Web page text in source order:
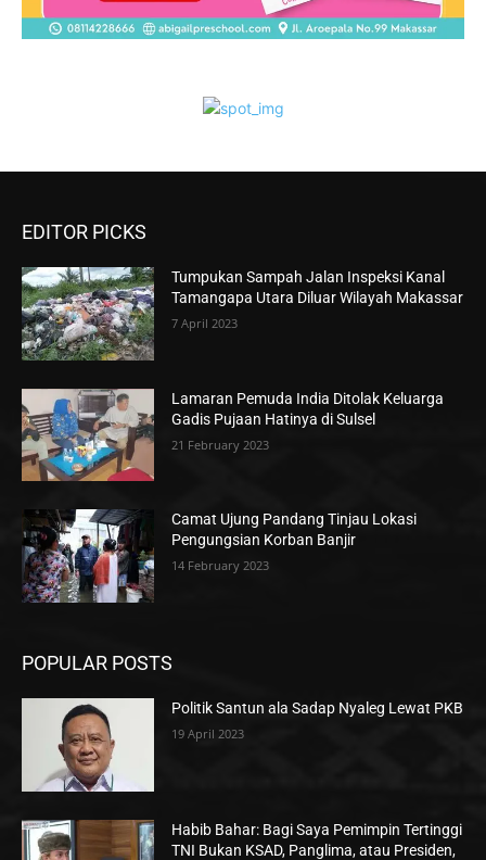
EDITOR PICKS
Tumpukan Sampah Jalan Inspeksi Kanal
Tamangapa Utara Diluar Wilayah Makassar
7 April 2023
Lamaran Pemuda India Ditolak Keluarga
Gadis Pujaan Hatinya di Sulsel
21 February 2023
Camat Ujung Pandang Tinjau Lokasi
Pengungsian Korban Banjir
14 February 2023
POPULAR POSTS
Politik Santun ala Sadap Nyaleg Lewat PKB
19 April 2023
Habib Bahar: Bagi Saya Pemimpin Tertinggi
TNI Bukan KSAD, Panglima, atau Presiden,